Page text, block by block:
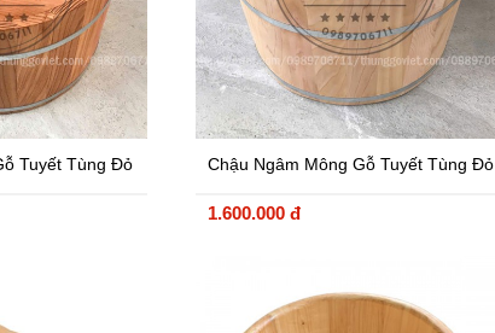
Tuyết Tùng Đỏ
Chậu Ngâm Mông Gỗ Tuyết Tùng Đỏ
1.600.000 đ